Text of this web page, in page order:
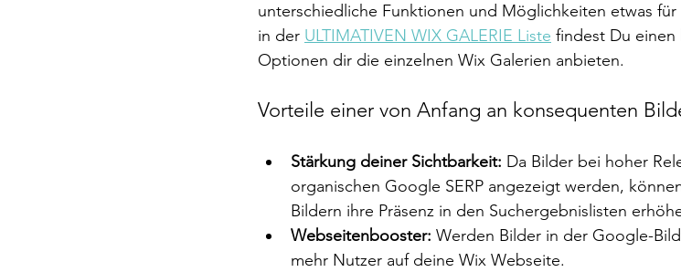
unterschiedliche Funktionen und Möglichkeiten etwas für
in der ULTIMATIVEN WIX GALERIE Liste findest Du
Optionen dir die einzelnen Wix Galerien anbieten.
Vorteile einer von Anfang an konsequenten
Stärkung deiner Sichtbarkeit: Da Bilder bei hoher
organischen Google SERP angezeigt werden,
Bildern ihre Präsenz in den Suchergebnislisten
Webseitenbooster: Werden Bilder in der Google-
mehr Nutzer auf deine Wix Webseite.